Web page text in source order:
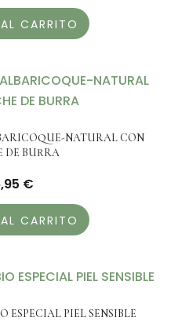
CARRITO
NATURAL CON
DE BURRA
€
CARRITO
ESPECIAL PIEL SENSIBLE